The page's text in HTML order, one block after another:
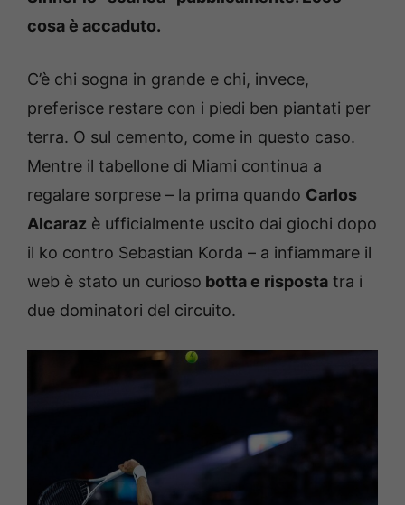
cosa è accaduto.
C’è chi sogna in grande e chi, invece,
preferisce restare con i piedi ben piantati per
terra. O sul cemento, come in questo caso.
Mentre il tabellone di Miami continua a
regalare sorprese – la prima quando Carlos
Alcaraz è ufficialmente uscito dai giochi dopo
il ko contro Sebastian Korda – a infiammare il
web è stato un curioso botta e risposta tra i
due dominatori del circuito.